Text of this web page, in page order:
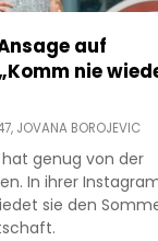
auf
nie
JOVANA BOROJEVIC
genug von der
In ihrer
sie den